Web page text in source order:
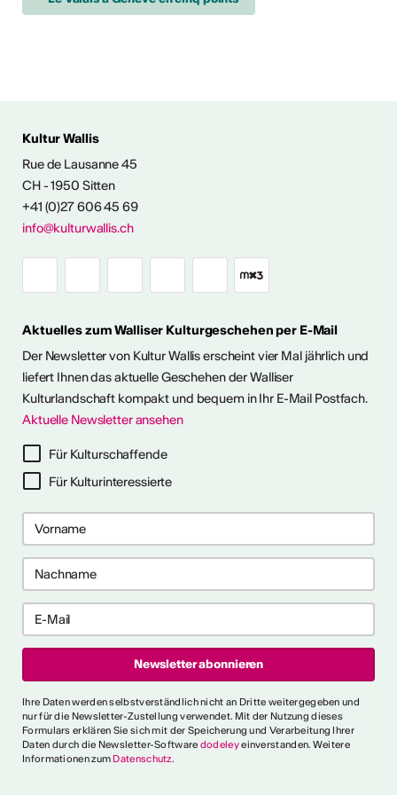
& KONTAKT
abonnieren
2024/2025
Kultur Wallis
Rue de Lausanne 45
CH - 1950 Sitten
+41 (0)27 606 45 69
info@kulturwallis.ch
Aktuelles zum Walliser Kulturgeschehen per E-Mail
Der Newsletter von Kultur Wallis erscheint vier Mal jährlich und
liefert Ihnen das aktuelle Geschehen der Walliser
Kulturlandschaft kompakt und bequem in Ihr E-Mail Postfach.
Aktuelle Newsletter ansehen
Für Kulturschaffende
Für Kulturinteressierte
Ihre Daten werden selbstverständlich nicht an Dritte weitergegeben und
nur für die Newsletter-Zustellung verwendet. Mit der Nutzung dieses
Formulars erklären Sie sich mit der Speicherung und Verarbeitung Ihrer
Daten durch die Newsletter-Software dodeleyeinverstanden. Weitere
Informationen zum Datenschutz.